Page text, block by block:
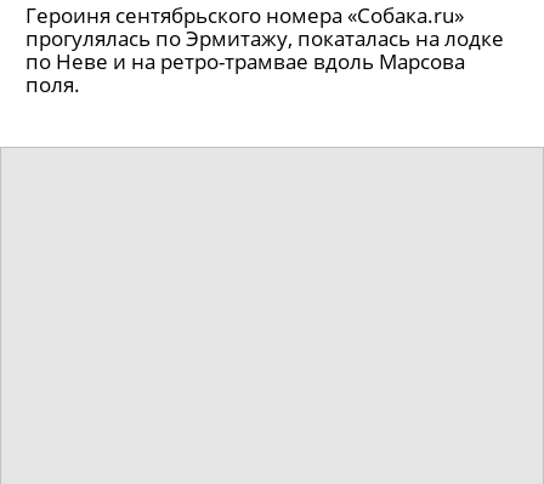
Героиня сентябрьского номера «Собака.ru»
прогулялась по Эрмитажу, покаталась на лодке
по Неве и на ретро-трамвае вдоль Марсова
поля.